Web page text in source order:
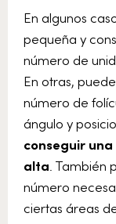
En algunos
pequeña y
número de
En otras,
número de
ángulo y
conseguir
alta. También
número
ciertas áreas